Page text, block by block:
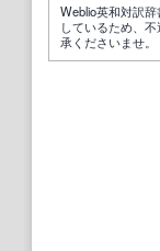
Weblio英和対訳
しているため、
承くださいませ。